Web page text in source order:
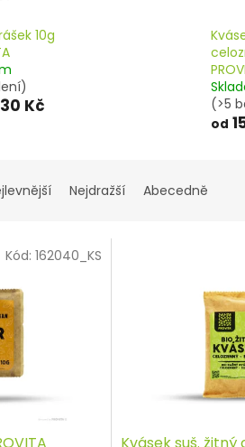
10g
Kč
(>5
od
Nejdražší Abecedně
Kód: 162040_KS
Kvásek suš. žitný